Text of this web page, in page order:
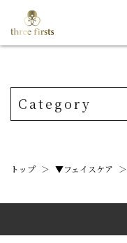
Category
トップ ＞ ▼フェイスケア ＞